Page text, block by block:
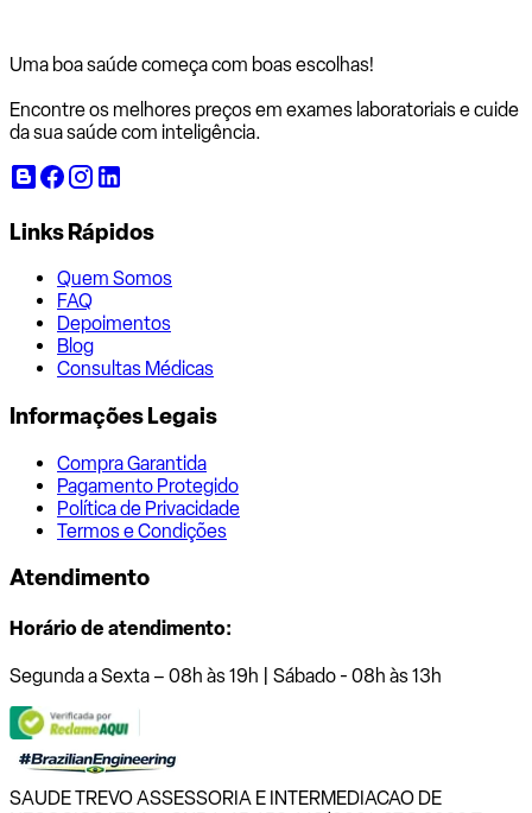
Uma boa saúde começa com boas escolhas!
Encontre os melhores preços em exames laboratoriais e cuide
da sua saúde com inteligência.
Links Rápidos
Quem Somos
FAQ
Depoimentos
Blog
Consultas Médicas
Informações Legais
Compra Garantida
Pagamento Protegido
Política de Privacidade
Termos e Condições
Atendimento
Horário de atendimento:
Segunda a Sexta – 08h às 19h | Sábado - 08h às 13h
SAUDE TREVO ASSESSORIA E INTERMEDIACAO DE